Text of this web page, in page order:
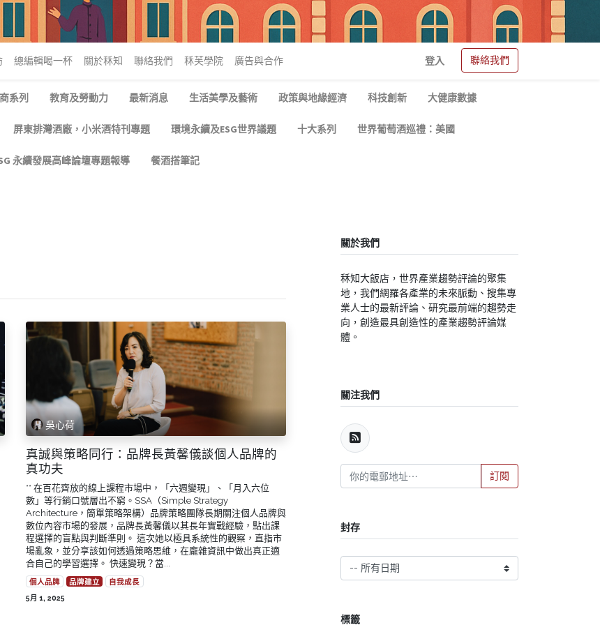
總編輯喝一杯 關於秝知 聯絡我們 秝芙學院 廣告與合作 登入 聯絡我們
系列 教育及勞動力 最新消息 生活美學及藝術 政策與地緣經濟 科技創新 大健康數據
屏東排灣酒廠，小米酒特刊專題 環境永續及ESG世界議題 十大系列 世界葡萄酒巡禮：美國
永續發展高峰論壇專題報導 餐酒搭筆記
吳心荷
真誠與策略同行：品牌長黃馨儀談個人品牌的
真功夫
** 在百花齊放的線上課程市場中，「六週變現」、「月入六位
數」等行銷口號層出不窮。SSA（Simple Strategy
Architecture，簡單策略架構）品牌策略團隊長期關注個人品牌與
數位內容市場的發展，品牌長黃馨儀以其長年實戰經驗，點出課
程選擇的盲點與判斷準則。 這次她以極具系統性的觀察，直指市
場亂象，並分享該如何透過策略思維，在龐雜資訊中做出真正適
合自己的學習選擇。 快速變現？當...
個人品牌 品牌建立
自我成長
5月 1, 2025
關於我們
秝知大飯店，世界產業趨勢評論的聚集
地，我們網羅各產業的未來脈動、搜集專
業人士的最新評論、研究最前端的趨勢走
向，創造最具創造性的產業趨勢評論媒
體。
關注我們
訂閱
封存
標籤